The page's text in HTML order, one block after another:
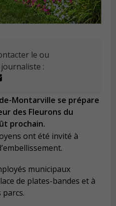
le ou
journaliste :
Montarville se prépare
des Fleurons du
prochain.
ont été invité à
municipaux
de plates-bandes et à